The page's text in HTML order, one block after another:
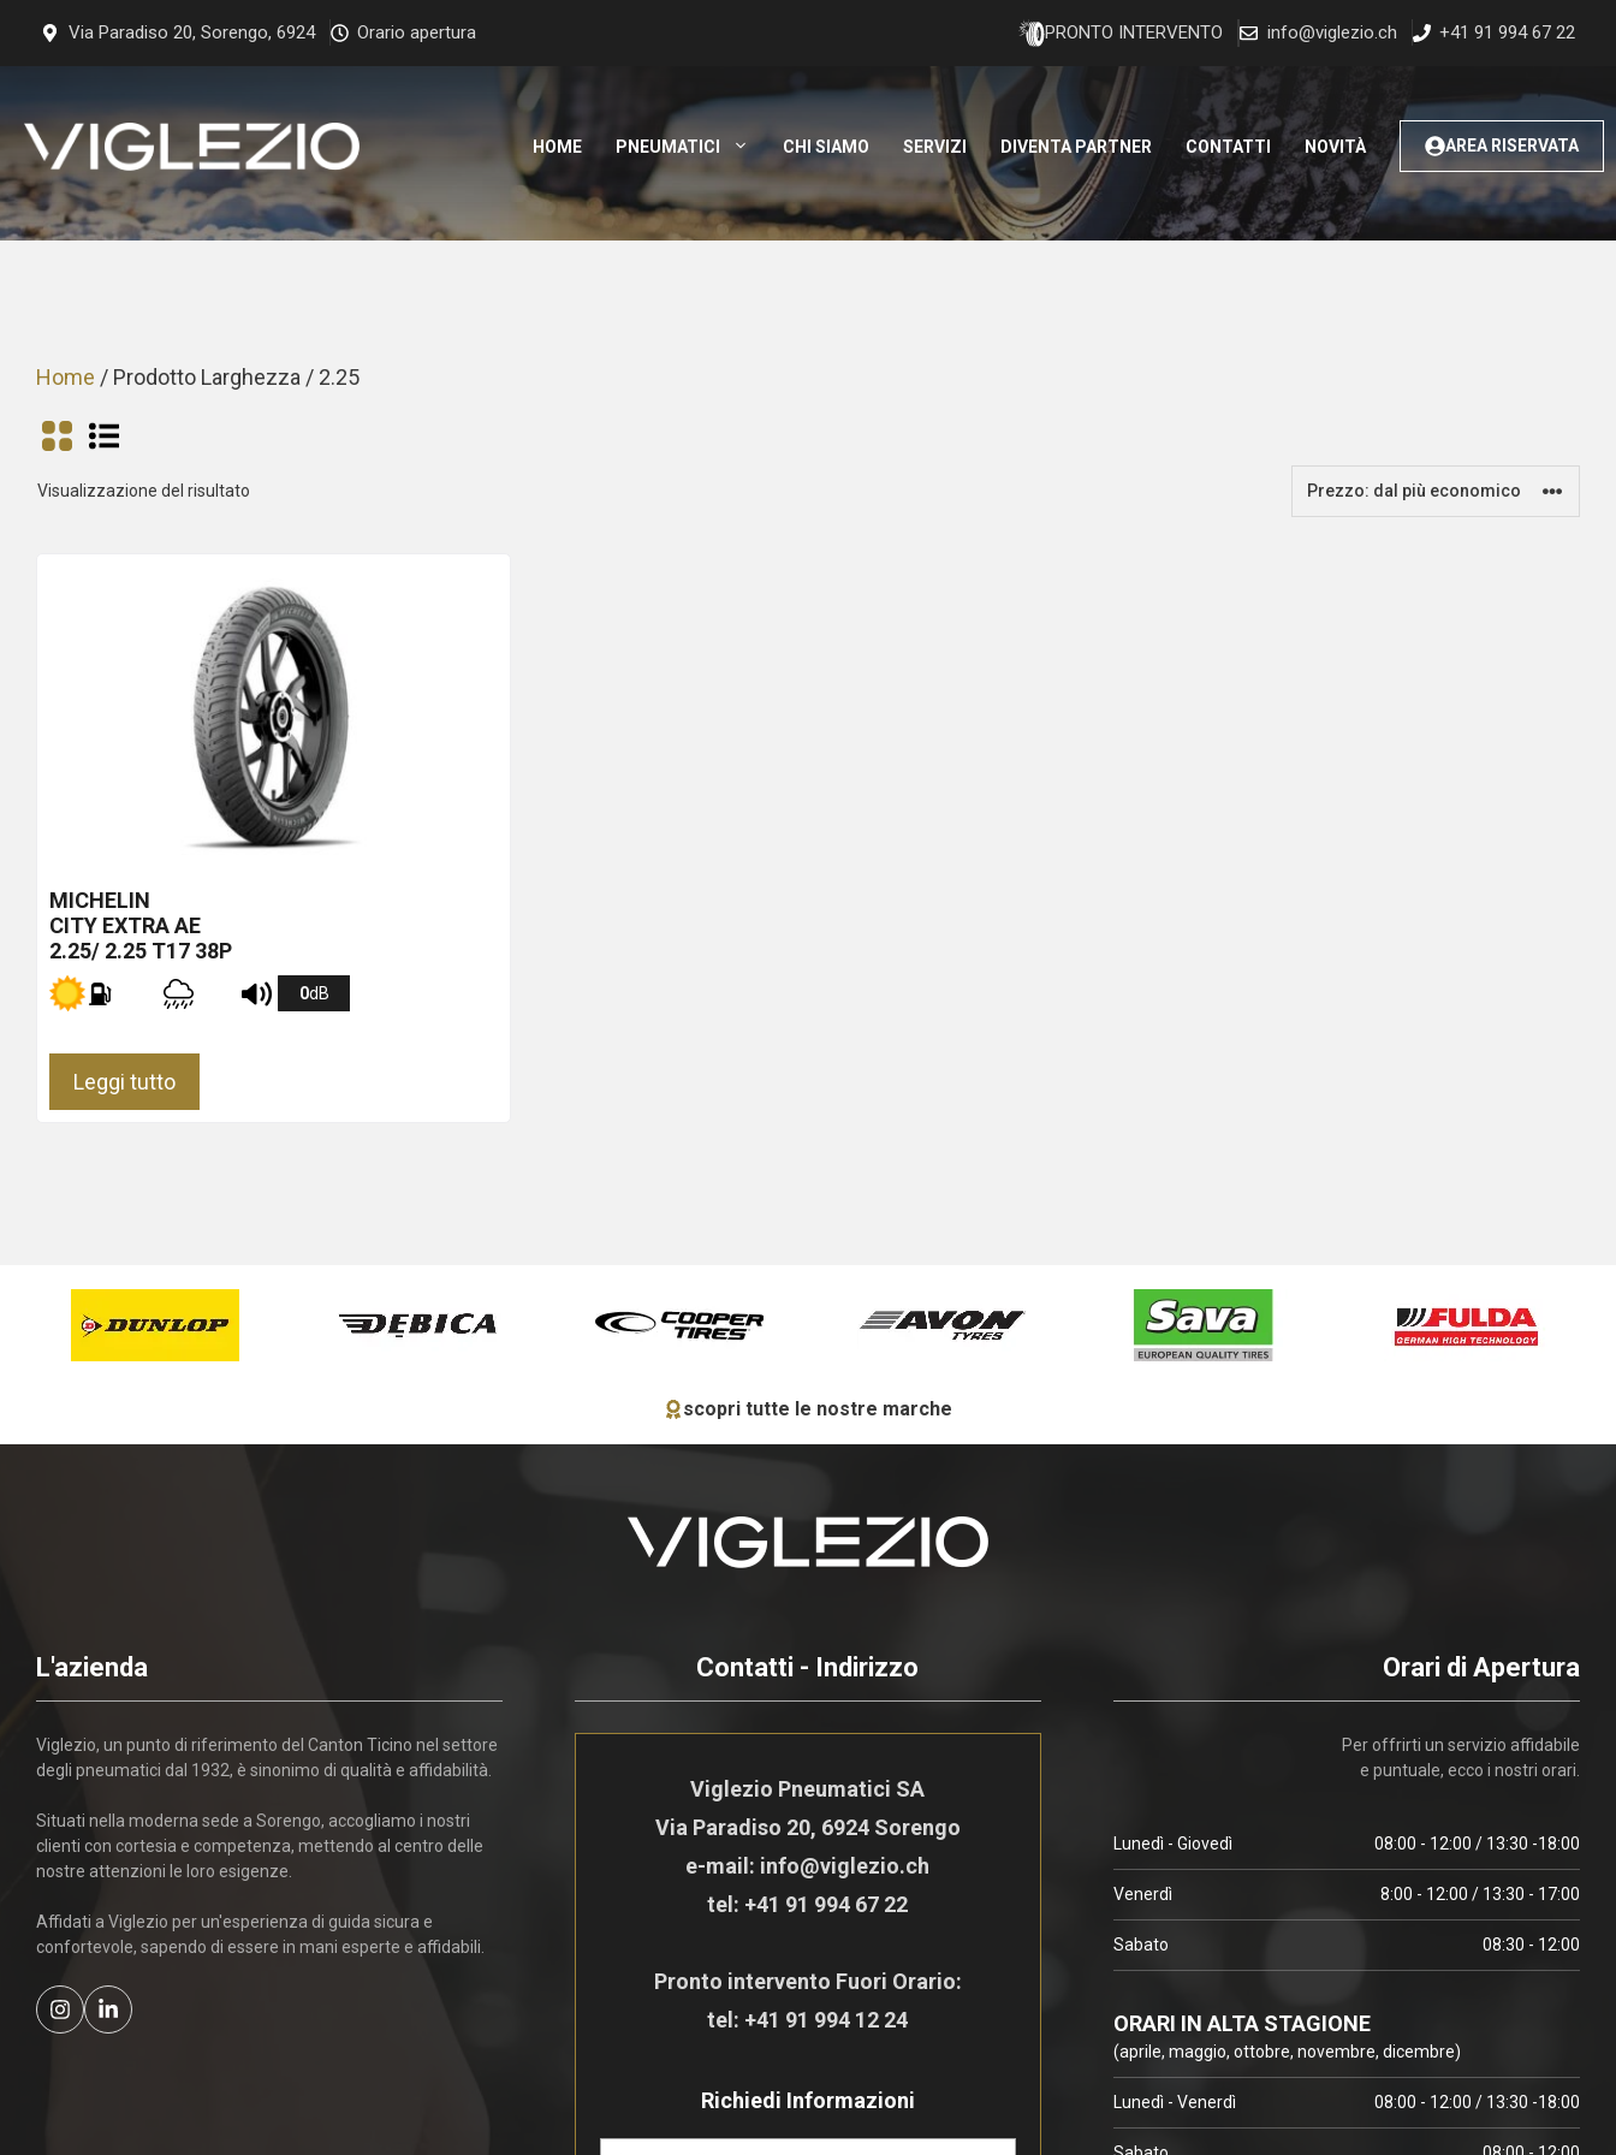
Via Paradiso 20, Sorengo, 6924 Orario apertura PRONTO INTERVENTO info@viglezio.ch +41 91 994 67 22
HOME PNEUMATICI CHI SIAMO SERVIZI DIVENTA PARTNER CONTATTI NOVITÀ AREA RISERVATA
Home / Prodotto Larghezza / 2.25
Visualizzazione del risultato
MICHELIN
CITY EXTRAAE
2.25/ 2.25 T17 38P
0dB
Leggi tutto
scopri tutte le nostre marche
L'azienda
Viglezio, un punto di riferimento del Canton Ticino nel settore
degli pneumatici dal 1932, è sinonimo di qualità e affidabilità.
Situati nella moderna sede a Sorengo, accogliamo i nostri
clienti con cortesia e competenza, mettendo al centro delle
nostre attenzioni le loro esigenze.
Affidati a Viglezio per un'esperienza di guida sicura e
confortevole, sapendo di essere in mani esperte e affidabili.
Contatti - Indirizzo
Viglezio Pneumatici SA
Via Paradiso 20, 6924 Sorengo
e-mail: info@viglezio.ch
tel: +41 91 994 67 22
Pronto intervento Fuori Orario:
tel: +41 91 994 12 24
Richiedi Informazioni
Orari di Apertura
Per offrirti un servizio affidabile
e puntuale, ecco i nostri orari.
Lunedì - Giovedì 08:00 - 12:00 / 13:30 -18:00
Venerdì 8:00 - 12:00 / 13:30 - 17:00
Sabato 08:30 - 12:00
ORARI IN ALTA STAGIONE
(aprile, maggio, ottobre, novembre, dicembre)
Lunedì - Venerdì 08:00 - 12:00 / 13:30 -18:00